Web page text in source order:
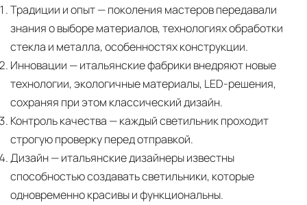
Традиции и опыт— поколения мастеров передавали
знания о выборе материалов, технологиях обработки
стекла и металла, особенностях конструкции.
Инновации — итальянские фабрики внедряют новые
технологии, экологичные материалы, LED-решения,
сохраняя при этом классический дизайн.
Контроль качества — каждый светильник проходит
строгую проверку перед отправкой.
Дизайн— итальянские дизайнеры известны
способностью создавать светильники, которые
одновременно красивы и функциональны.